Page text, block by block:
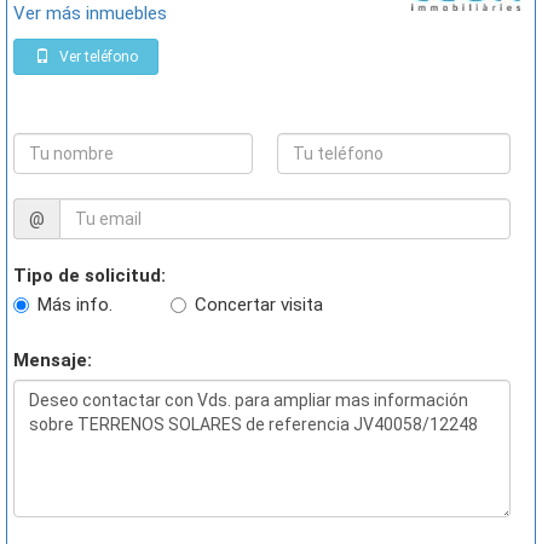
Ver más inmuebles
Ver teléfono
@
Tipo de solicitud:
Más info.
Concertar visita
Mensaje: